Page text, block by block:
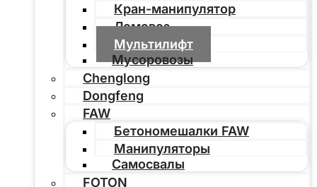
Кран-манипулятор
Ломовоз
Мультилифт
Мусоровозы
Chenglong
Dongfeng
FAW
Бетономешалки FAW
Манипуляторы
Самосвалы
FOTON